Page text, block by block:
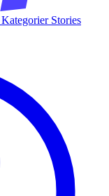
Kategorier Stories